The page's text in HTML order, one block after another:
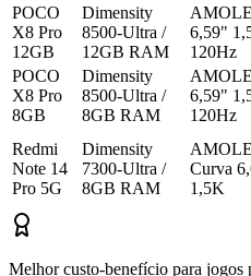
POCO
X8 Pro
12GB
Dimensity
8500-Ultra /
12GB RAM
6,59"
120Hz
POCO
X8 Pro
8GB
Dimensity
8500-Ultra /
8GB RAM
6,59"
120Hz
Redmi
Note 14
Pro 5G
Dimensity
7300-Ultra /
8GB RAM
Curva
1,5K
Melhor custo-benefício para jogos